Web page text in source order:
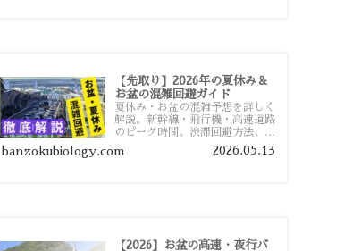
【先取り】2026年の夏休み＆
お盆の混雑回避ガイド
夏休み・お盆の混雑予想を詳しく
解説。新幹線・飛行機・高速道路
のピーク時間、渋滞回避方法、混
雑しやすい観光地、交通手段別の
特徴まで旅行者向けに分かりやす
banzokubiology.com 2026.05.13
【2026】お盆の高速・夜行バ